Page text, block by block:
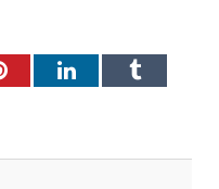
PinterestLinkedInTumblr